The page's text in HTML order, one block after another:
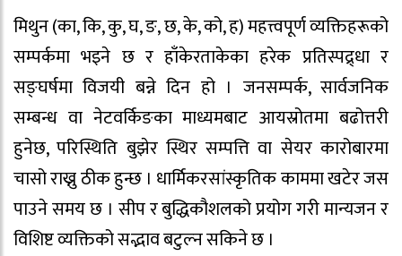
मिथुन (का, कि, कु, घ, ङ, छ, के, को, ह) महत्त्वपूर्ण व्यक्तिहरूको
सम्पर्कमा भइने छ र हाँकेरताकेका हरेक प्रतिस्पद्र्धा र
सङ्घर्षमा विजयी बन्ने दिन हो । जनसम्पर्क, सार्वजनिक
सम्बन्ध वा नेटवर्किङका माध्यमबाट आयस्रोतमा बढोत्तरी
हुनेछ, परिस्थिति बुझेर स्थिर सम्पत्ति वा सेयर कारोबारमा
चासो राख्नु ठीक हुन्छ । धार्मिकरसांस्कृतिक काममा खटेर जस
पाउने समय छ । सीप र बुद्धिकौशलको प्रयोग गरी मान्यजन र
विशिष्ट व्यक्तिको सद्भाव बटुल्न सकिने छ ।